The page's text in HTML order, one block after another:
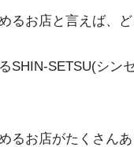
るお店と言えば、
SHIN-SETSU(シン
るお店がたくさんあ